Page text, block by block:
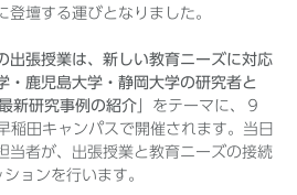
登壇する運びとなりました。
出張授業は、新しい教育ニーズに対応
・鹿児島大学・静岡大学の研究者と
新研究事例の紹介 」をテーマに、９
稲田キャンパスで開催されます。当日
当者が、出張授業と教育ニーズの接続
ョンを行います。